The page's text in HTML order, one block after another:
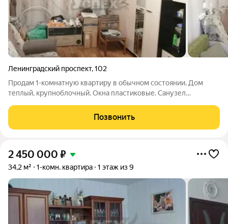
Ленинградский проспект,102
Продам 1-комнатную квартиру в обычном состоянии. Дом
теплый, крупноблочный. Окна пластиковые. Санузел
учета ХВС и ГВС. Удачная локация дома, всё в шаговой
доступности: остановки общественного
Позвонить
2 450 000 ₽
34,2 м² 1-комн. квартира 1 этаж из 9